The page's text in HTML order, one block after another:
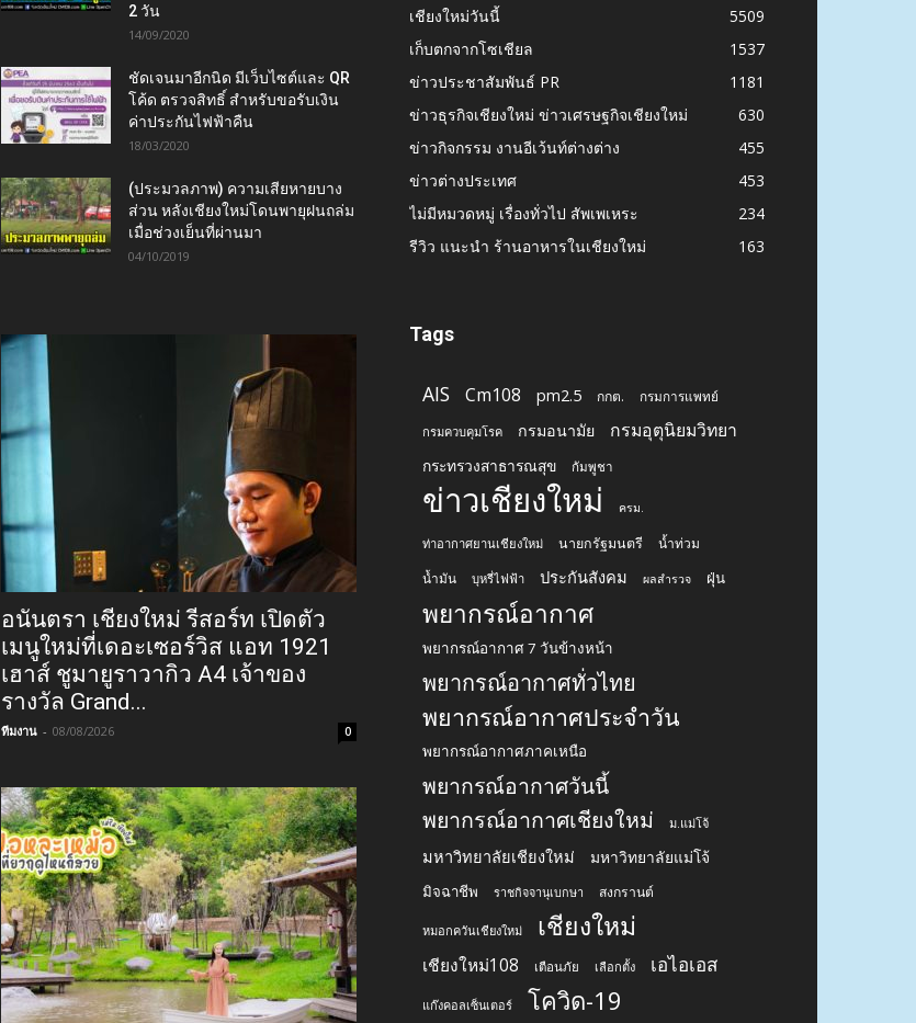
2 วัน
14/09/2020
ชัดเจนมาอีกนิด มีเว็บไซต์และ QR
โค้ด ตรวจสิทธิ์ สำหรับขอรับเงิน
ค่าประกันไฟฟ้าคืน
18/03/2020
(ประมวลภาพ) ความเสียหายบาง
ส่วน หลังเชียงใหม่โดนพายุฝนถล่ม
เมื่อช่วงเย็นที่ผ่านมา
04/10/2019
อนันตรา เชียงใหม่ รีสอร์ท เปิดตัว
เมนูใหม่ที่เดอะเซอร์วิส แอท 1921
เฮาส์ ชูมายูราวากิว A4 เจ้าของ
รางวัล Grand...
ทีมงาน - 08/08/2026 0
เชียงใหม่วันนี้
5509
เก็บตกจากโซเชียล
1537
ข่าวประชาสัมพันธ์ PR
1181
ข่าวธุรกิจเชียงใหม่ ข่าวเศรษฐกิจเชียงใหม่
630
ข่าวกิจกรรม งานอีเว้นท์ต่างต่าง
455
ข่าวต่างประเทศ
453
ไม่มีหมวดหมู่ เรื่องทั่วไป สัพเพเหระ
234
รีวิว แนะนำ ร้านอาหารในเชียงใหม่
163
Tags
AIS Cm108 pm2.5 กกต. กรมการแพทย์
กรมควบคุมโรค กรมอนามัย กรมอุตุนิยมวิทยา
กระทรวงสาธารณสุข กัมพูชา
ข่าวเชียงใหม่ ครม.
ท่าอากาศยานเชียงใหม่ นายกรัฐมนตรี น้ำท่วม
น้ำมัน บุหรี่ไฟฟ้า ประกันสังคม ผลสำรวจ ฝุ่น
พยากรณ์อากาศ
พยากรณ์อากาศ 7 วันข้างหน้า
พยากรณ์อากาศทั่วไทย
พยากรณ์อากาศประจำวัน
พยากรณ์อากาศภาคเหนือ
พยากรณ์อากาศวันนี้
พยากรณ์อากาศเชียงใหม่
ม.แม่โจ้
มหาวิทยาลัยเชียงใหม่ มหาวิทยาลัยแม่โจ้
มิจฉาชีพ ราชกิจจานุเบกษา สงกรานต์
หมอกควันเชียงใหม่ เชียงใหม่
เชียงใหม่108 เตือนภัย เลือกตั้ง เอไอเอส
แก๊งคอลเซ็นเตอร์ โควิด-19